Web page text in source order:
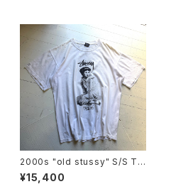
2000s "old stussy" S/S T-
shirt
¥15,400